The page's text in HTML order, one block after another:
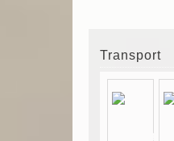
Transport